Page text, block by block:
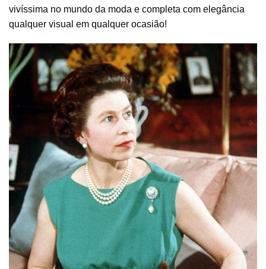
vivíssima no mundo da moda e completa com elegância
qualquer visual em qualquer ocasião!